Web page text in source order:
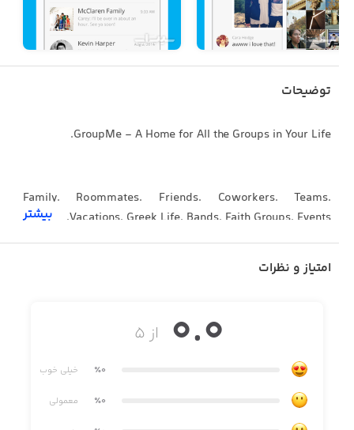
توضیحات
GroupMe - A Home for All the Groups in Your Life.
Family. Roommates. Friends. Coworkers. Teams.
Vacations. Greek Life. Bands. Faith Groups. Events.
START CHATTING
Add anyone to a group via their phone number or email
بیشتر
امتیاز و نظرات
از ۵ 0.0
٪0 خیلی خوب
٪0 معمولی